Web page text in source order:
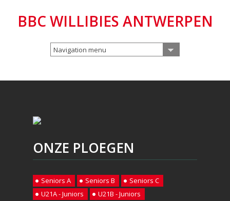
BBC WILLIBIES ANTWERPEN
Navigation menu
ONZE PLOEGEN
Seniors A Seniors B
Seniors C
U21A - Juniors
U21B - Juniors